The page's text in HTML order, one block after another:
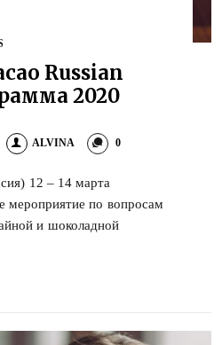
Russian
2020
ALVINA 0
12 – 14 марта
мероприятие по вопросам
и шоколадной